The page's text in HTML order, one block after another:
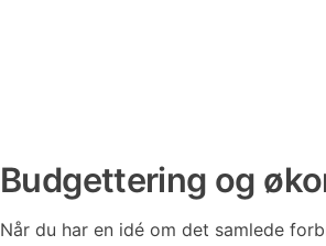
Budgettering og
Når du har en idé om det samlede